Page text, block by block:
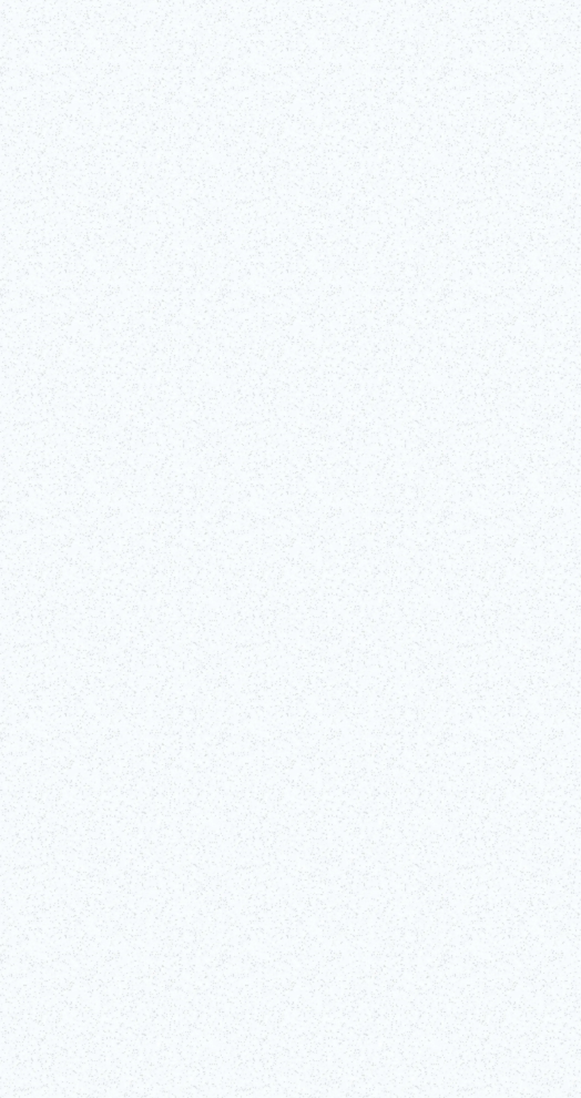
Tokio: Interaktives Seminar zum authentischen
Werfen Sie bei diesem 90-minütigen interaktiven Kabuki-Seminar, das von
geleitet wird, einen Blick hinter die Kuissen einer der berühmtesten
Geschichte des Kabuki und stellt Ihnen seine charakteristischen Techniken vo!